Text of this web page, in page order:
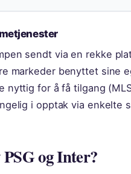
sendt via en rekke
markeder benyttet sine
nyttig for å få tilgang
i opptak via enkelte
og Inter?